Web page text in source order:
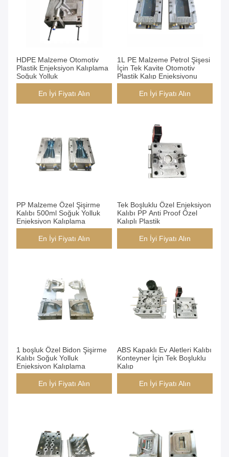
HDPE Malzeme Otomotiv
Plastik Enjeksiyon Kalıplama
Soğuk Yolluk
En İyi Fiyatı Alın
1L PE Malzeme Petrol Şişesi
İçin Tek Kavite Otomotiv
Plastik Kalıp Enjeksiyonu
En İyi Fiyatı Alın
PP Malzeme Özel Şişirme
Kalıbı 500ml Soğuk Yolluk
Enjeksiyon Kalıplama
En İyi Fiyatı Alın
Tek Boşluklu Özel Enjeksiyon
Kalıbı PP Anti Proof Özel
Kalıplı Plastik
En İyi Fiyatı Alın
1 boşluk Özel Bidon Şişirme
Kalıbı Soğuk Yolluk
Enjeksiyon Kalıplama
En İyi Fiyatı Alın
ABS Kapaklı Ev Aletleri Kalıbı
Konteyner İçin Tek Boşluklu
Kalıp
En İyi Fiyatı Alın